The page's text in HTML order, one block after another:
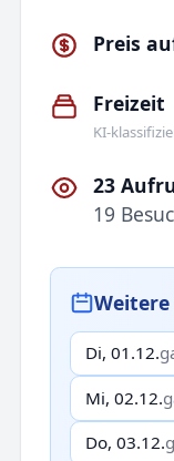
Preis
Freizeit
KI-
23
19
Di, 01.12.
Mi, 02.12.
Do, 03.12.